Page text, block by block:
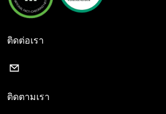
ติดต่อเรา
ติดตามเรา